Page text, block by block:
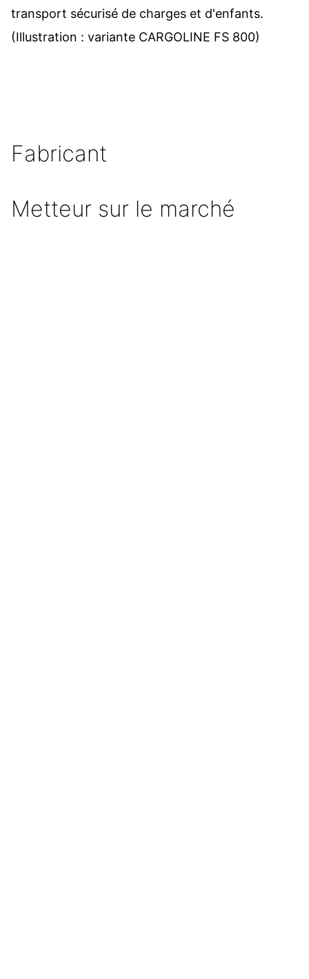
transport sécurisé de charges et d'enfants.
(Illustration : variante CARGOLINE FS 800)
Fabricant
Metteur sur le marché